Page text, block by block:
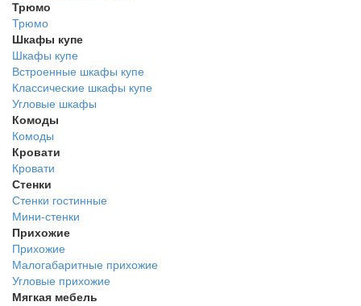
Трюмо
Трюмо
Шкафы купе
Шкафы купе
Встроенные шкафы купе
Классические шкафы купе
Угловые шкафы
Комоды
Комоды
Кровати
Кровати
Стенки
Стенки гостинные
Мини-стенки
Прихожие
Прихожие
Малогабаритные прихожие
Угловые прихожие
Мягкая мебель